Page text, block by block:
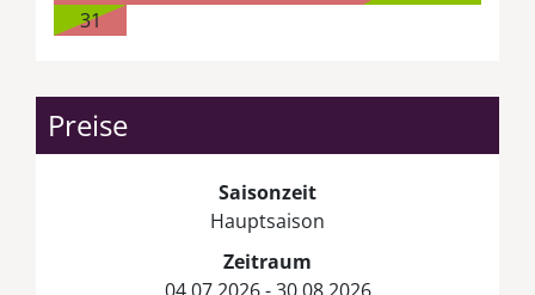
31
Preise
Saisonzeit
Hauptsaison
Zeitraum